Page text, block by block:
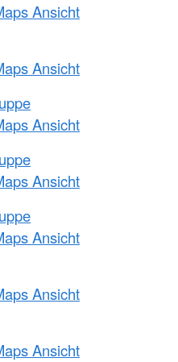
Ansicht
Ansicht
Ansicht
Ansicht
Ansicht
Ansicht
Ansicht